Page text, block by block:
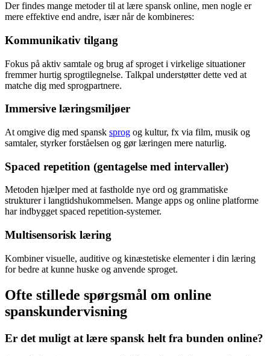
Der findes mange metoder til at lære spansk online, men nogle er
mere effektive end andre, især når de kombineres:
Kommunikativ tilgang
Fokus på aktiv samtale og brug af sproget i virkelige situationer
fremmer hurtig sprogtilegnelse. Talkpal understøtter dette ved at
matche dig med sprogpartnere.
Immersive læringsmiljøer
At omgive dig med spansk sprog og kultur, fx via film, musik og
samtaler, styrker forståelsen og gør læringen mere naturlig.
Spaced repetition (gentagelse med intervaller)
Metoden hjælper med at fastholde nye ord og grammatiske
strukturer i langtidshukommelsen. Mange apps og online platforme
har indbygget spaced repetition-systemer.
Multisensorisk læring
Kombiner visuelle, auditive og kinæstetiske elementer i din læring
for bedre at kunne huske og anvende sproget.
Ofte stillede spørgsmål om online
spanskundervisning
Er det muligt at lære spansk helt fra bunden online?